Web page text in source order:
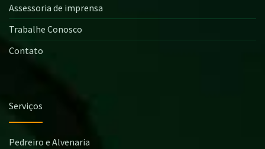
Assessoria de imprensa
Trabalhe Conosco
Contato
Serviços
Pedreiro e Alvenaria